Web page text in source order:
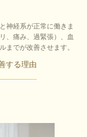
神経系が正常に働きま
、痛み、過緊張）、血
までが改善させます。
する理由